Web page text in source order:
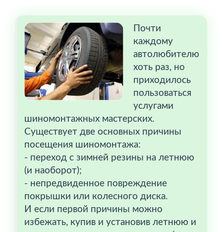
Почти
каждому
автолюбителю
хоть раз, но
приходилось
пользоваться
услугами
шиномонтажных мастерских.
Существует две основных причины
посещения шиномонтажа:
- переход с зимней резины на летнюю
(и наоборот);
- непредвиденное повреждение
покрышки или колесного диска.
И если первой причины можно
избежать, купив и установив летнюю и